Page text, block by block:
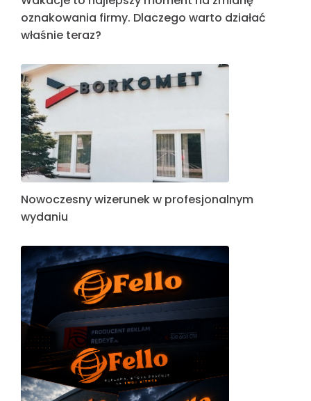
oznakowania firmy. Dlaczego warto działać
właśnie teraz?
Nowoczesny wizerunek w profesjonalnym
wydaniu